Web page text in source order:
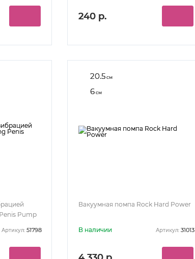
240 р.
Pump
Артикул: 51798
20.5см
6см
Вакуумная помпа Rock Hard Power
В наличии Артикул: 31013